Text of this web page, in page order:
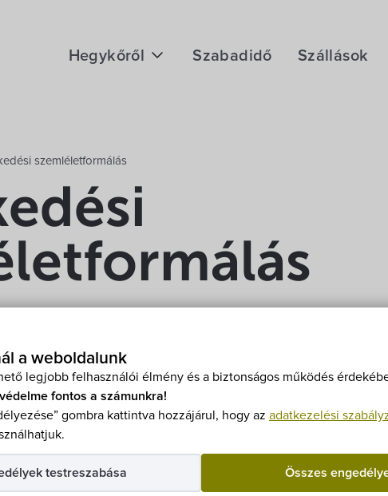
a weboldalunk
legjobb felhasználói élmény és a biztonságos működés
fontos a számunkra!
gombra kattintva hozzájárul, hogy az adatkezelési
Összes
testreszabása
Hegykőről
Éghajlat
Hegykő történelme
Szabadidő Szállások
szemléletformálás
2022-00082 azonosító számú projekt keretében épült
ehhez kapcsolódóan szemléletformálási
a tájékoztató a biztonságos közlekedés érdekében.